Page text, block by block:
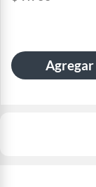
Agregar